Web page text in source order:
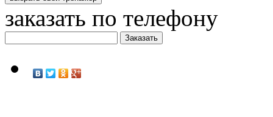
заказать по телефону